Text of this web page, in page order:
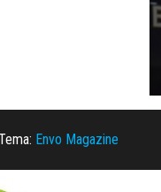
Envo Magazine